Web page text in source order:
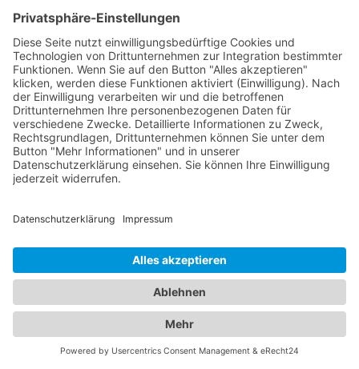
spezialisiert haben. Diese Ärzte bieten
Vorsorgeuntersuchungen, Impfungen,
Behandlungen von Kinderkrankheiten und eine
einfühlsame Betreuung an, um sicherzustellen,
dass Ihre Kinder gesund und glücklich aufwachsen.
Verlassen Sie sich auf unser Branchenportal, um
den besten Augenarzt und Kinderarzt Bürgel,
Thüringenzu finden. Sorgen Sie für die Gesundheit
Ihrer Augen und die Ihrer Familie, indem Sie sich auf
die Fachkompetenz und Erfahrung unserer Ärzte
Jetzt Augenarzt finden!